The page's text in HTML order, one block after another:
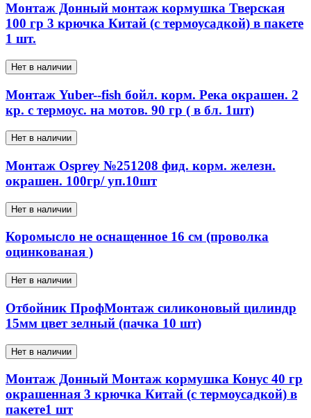
Монтаж Донный монтаж кормушка Тверская
100 гр 3 крючка Китай (с термоусадкой) в пакете
1 шт.
Нет в наличии
Монтаж Yuber--fish бойл. корм. Река окрашен. 2
кр. с термоус. на мотов. 90 гр ( в бл. 1шт)
Нет в наличии
Монтаж Osprey №251208 фид. корм. железн.
окрашен. 100гр/ уп.10шт
Нет в наличии
Коромысло не оснащенное 16 см (проволка
оцинкованая )
Нет в наличии
Отбойник ПрофМонтаж силиконовый цилиндр
15мм цвет зелный (пачка 10 шт)
Нет в наличии
Монтаж Донный Монтаж кормушка Конус 40 гр
окрашенная 3 крючка Китай (с термоусадкой) в
пакете1 шт